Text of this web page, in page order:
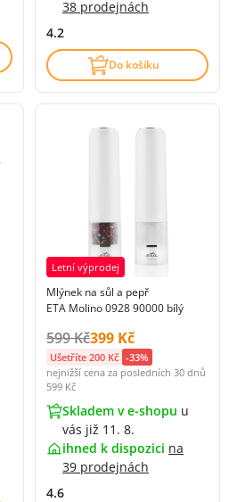
38 prodejnách
4.2
Do košíku
Letní výprodej
Mlýnek na sůl a pepř
ETA Molino 0928 90000 bílý
Původní cena s DPH:
599 KčCena s DPH:
399 Kč
Ušetříte 200 Kč -33%
nejnižší cena za posledních 30 dnů
599 Kč
Skladem v e-shopu u
vás již 11. 8.
ihned k dispozici na
39 prodejnách
4.6